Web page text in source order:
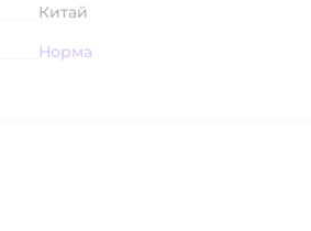
Китай
Норма